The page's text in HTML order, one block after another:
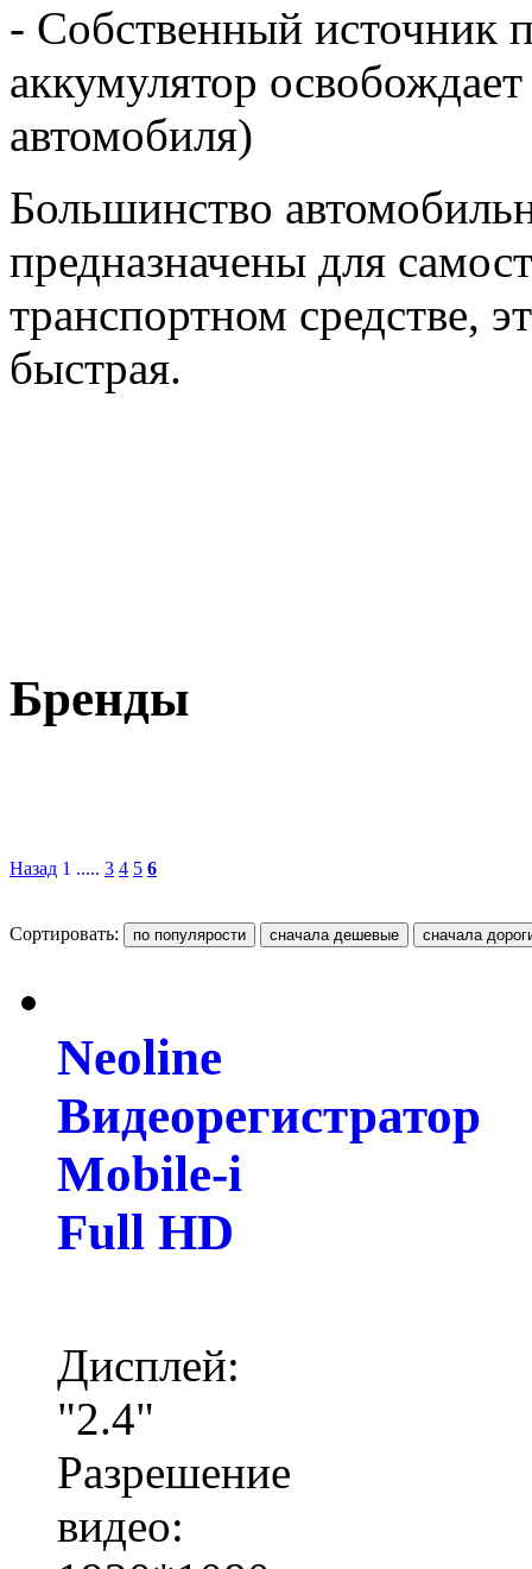
- Собственный источник
аккумулятор
автомобиля)
Большинство
предназначены для
транспортном средстве,
быстрая.
Бренды
Назад 1 ..... 3 4 5 6
Сортировать:
Neoline
Видеорегистратор
Mobile-i
Full HD
Дисплей:
"2.4"
Разрешение
видео: